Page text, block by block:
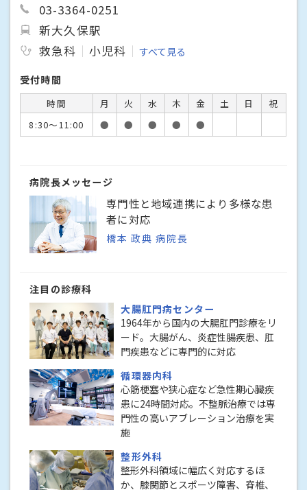
03-3364-0251
新大久保駅
救急科
小児科 すべて見る
受付時間
時間 月 火 水 木 金 土 日
祝
8:30～11:00
● ● ● ● ●
病院長メッセージ
専門性と地域連携により多様な患
者に対応
橋本 政典 病院長
注目の診療科
大腸肛門病センター
1964年から国内の大腸肛門診療をリ
ード。大腸がん、炎症性腸疾患、肛
門疾患などに専門的に対応
循環器内科
心筋梗塞や狭心症など急性期心臓疾
患に24時間対応。不整脈治療では専
門性の高いアブレーション治療を実
施
整形外科
整形外科領域に幅広く対応するほ
か、膝関節とスポーツ障害、脊椎、